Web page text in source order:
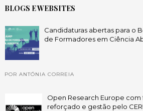
BLOGS E WEBSITES
Candidaturas abertas para o
de Formadores em Ciência
POR ANTÓNIA CORREIA
Open Research Europe
reforçado e gestão pelo